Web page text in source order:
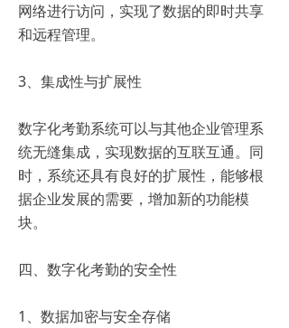
网络进行访问，实现了数据的即时共享
和远程管理。
3、集成性与扩展性
数字化考勤系统可以与其他企业管理系
统无缝集成，实现数据的互联互通。同
时，系统还具有良好的扩展性，能够根
据企业发展的需要，增加新的功能模
块。
四、数字化考勤的安全性
1、数据加密与安全存储